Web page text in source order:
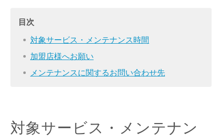
目次
対象サービス・メンテナンス時間
加盟店様へお願い
メンテナンスに関するお問い合わせ先
対象サービス・メンテナン